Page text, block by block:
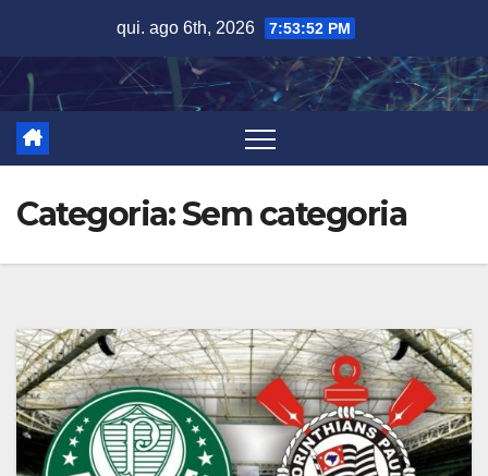
content
qui. ago 6th, 2026 7:53:53 PM
Categoria:Sem categoria